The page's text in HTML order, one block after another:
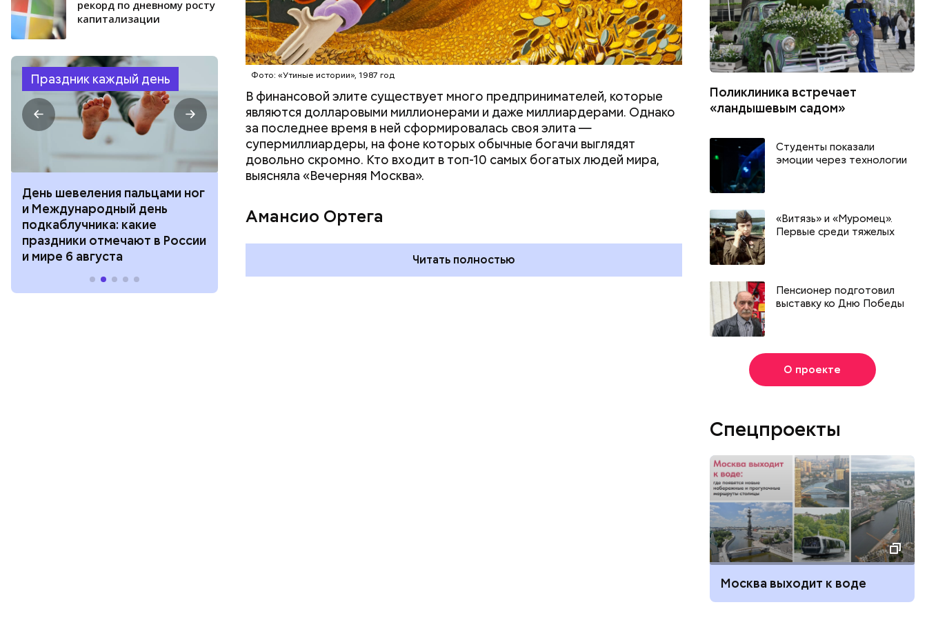
рекорд по дневному росту
капитализации
Праздник каждый день
День шевеления пальцами ног
и Международный день
подкаблучника: какие
праздники отмечают в России
и мире 6 августа
горизонта и День пьяного
курсанта: какие праздники
отмечают в России и мире 5
и мире 4 августа
День арбуза и День поцелуев
с зеркалом: какие праздники
отмечают в России и мире 3
августа
холостяка:
отмечают в
Фото: «Утиные истории», 1987 год
В финансовой элите существует много предпринимателей, которые
являются долларовыми миллионерами и даже миллиардерами. Однако
за последнее время в ней сформировалась своя элита —
супермиллиардеры, на фоне которых обычные богачи выглядят
довольно скромно. Кто входит в топ-10 самых богатых людей мира,
выясняла «Вечерняя Москва».
Амансио Ортега
Фото: Shutterstock
Читать полностью
Поликлиника встречает
«ландышевым садом»
Студенты показали
эмоции через технологии
«Витязь» и «Муромец».
Первые среди тяжелых
Пенсионер подготовил
выставку ко Дню Победы
О проекте
Спецпроекты
Москва выходит к воде